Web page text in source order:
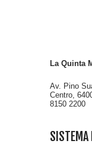
La Quinta
Av. Pino
Centro,
8150 2200
SISTEMA